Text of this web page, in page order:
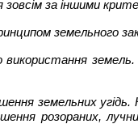
за іншими
земельного
використання
земельних
розораних,